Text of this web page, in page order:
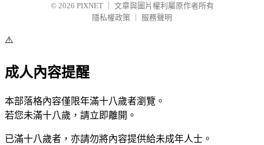
© 2026 PIXNET
文章與圖片權利屬原作者所有
隱私權政策
服務聲明
⚠️
成人內容提醒
本部落格內容僅限年滿十八歲者瀏覽。
若您未滿十八歲，請立即離開。
已滿十八歲者，亦請勿將內容提供給未成年人士。